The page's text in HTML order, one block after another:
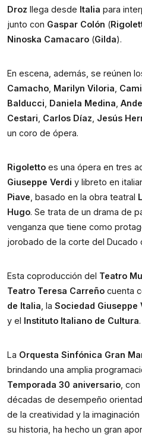
Droz llega desde Italia para
junto con Gaspar Colón (
Ninoska Camacaro (Gilda).
En escena, además, se reúnen
Camacho Marilyn Viloria
Balducci Daniela Medina
Cestari Carlos Díaz Jesús
un coro de ópera.
Rigoletto
Giuseppe Verdi y libreto en
Piave , basado en la obra teatral
Hugo. Se trata de un drama de
venganza que tiene como
jorobado de la corte del Ducado
Esta coproducción del Teatro
Teatro Teresa Carreño cuenta
de Italia , la Sociedad Giuseppe
y el Instituto Italiano de Cultura.
La Orquesta Sinfónica Gran
Temporada 30 aniversario ,
décadas de desempeño
de la creatividad y la
su historia, ha hecho un gran